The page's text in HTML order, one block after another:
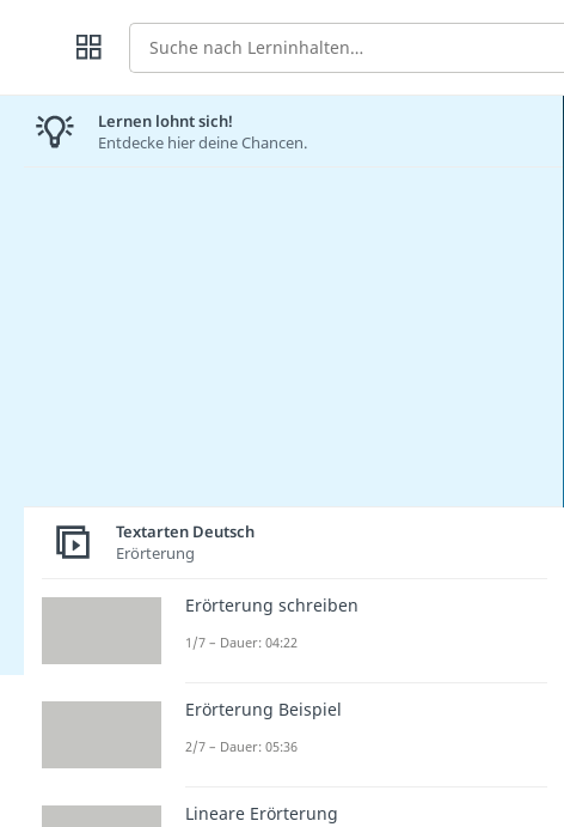
Suche
Lernen lohnt sich!
Entdecke hier deine Chancen.
Textarten Deutsch
Erörterung
Erörterung schreiben
1/7 – Dauer: 04:22
Erörterung Beispiel
2/7 – Dauer: 05:36
Lineare Erörterung